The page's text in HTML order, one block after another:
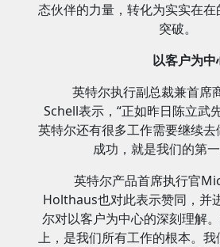
态伙伴的力量，转化为实实在
突破。
以客户为中
英特尔执行副总裁兼首席
Schell表示，“正如昨日陈立武
英特尔还有很多工作需要继续
成功，就是我们的第
英特尔产品首席执行官
Holthaus也对此表示赞同，并
尔对以客户为中心的深刻理解
上，是我们所有工作的根本。